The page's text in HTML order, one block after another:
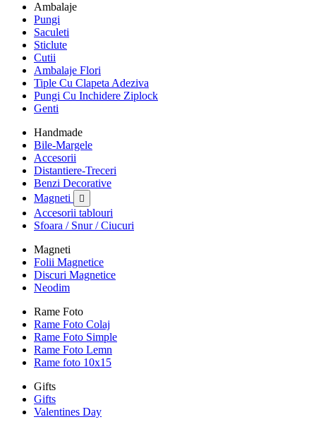
Ambalaje
Pungi
Saculeti
Sticlute
Cutii
Ambalaje Flori
Tiple Cu Clapeta Adeziva
Pungi Cu Inchidere Ziplock
Genti
Handmade
Bile-Margele
Accesorii
Distantiere-Treceri
Benzi Decorative
Magneti

Accesorii tablouri
Sfoara / Snur / Ciucuri
Magneti
Folii Magnetice
Discuri Magnetice
Neodim
Rame Foto
Rame Foto Colaj
Rame Foto Simple
Rame Foto Lemn
Rame foto 10x15
Gifts
Gifts
Valentines Day